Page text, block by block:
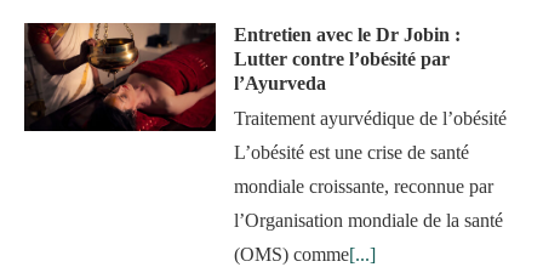
Entretien avec le Dr Jobin :
Lutter contre l’obésité par
l’Ayurveda
Traitement ayurvédique de l’obésité
L’obésité est une crise de santé
mondiale croissante, reconnue par
l’Organisation mondiale de la santé
(OMS) comme[...]